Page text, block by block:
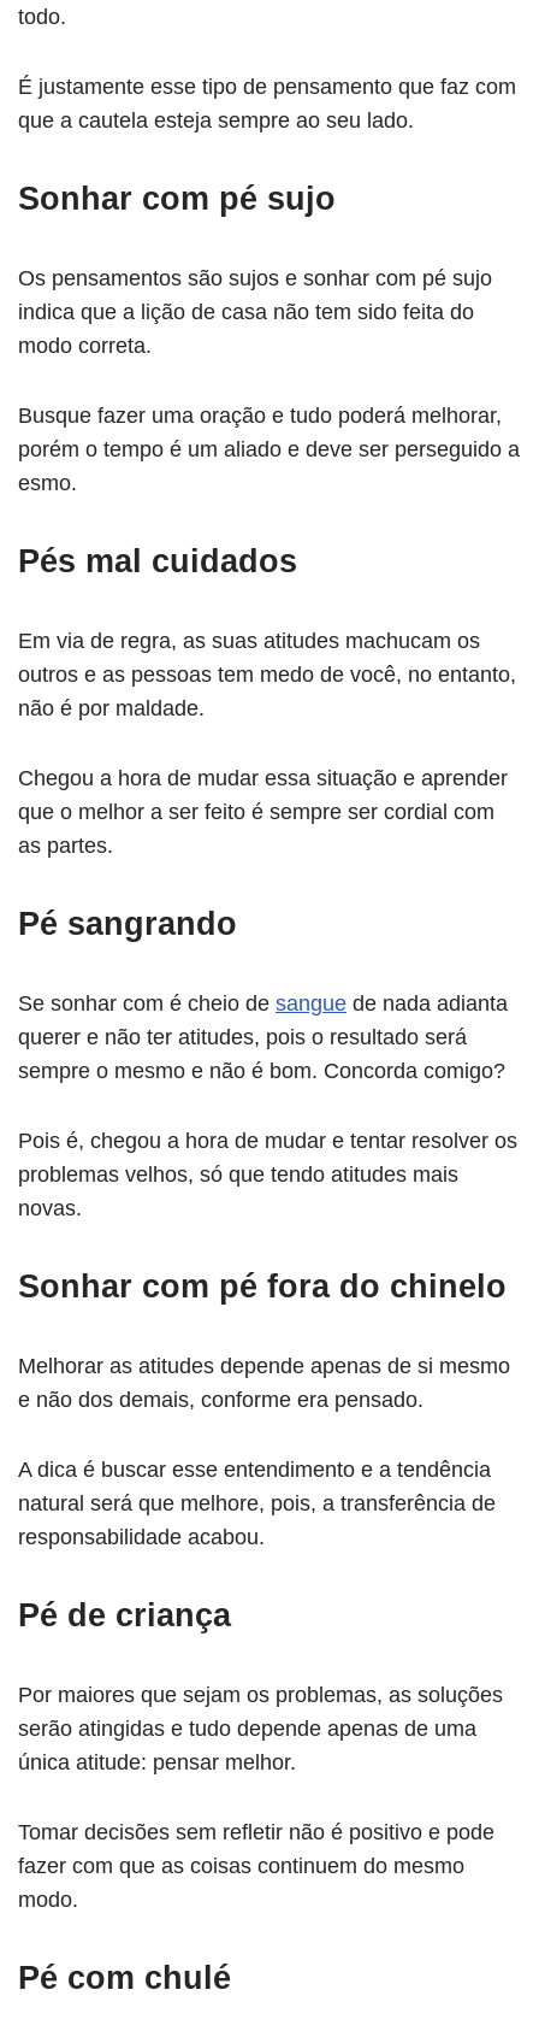
todo.
É justamente esse tipo de pensamento que faz com
que a cautela esteja sempre ao seu lado.
Sonhar com pé sujo
Os pensamentos são sujos e sonhar com pé sujo
indica que a lição de casa não tem sido feita do
modo correta.
Busque fazer uma oração e tudo poderá melhorar,
porém o tempo é um aliado e deve ser perseguido a
esmo.
Pés mal cuidados
Em via de regra, as suas atitudes machucam os
outros e as pessoas tem medo de você, no entanto,
não é por maldade.
Chegou a hora de mudar essa situação e aprender
que o melhor a ser feito é sempre ser cordial com
as partes.
Pé sangrando
Se sonhar com é cheio de sangue de nada adianta
querer e não ter atitudes, pois o resultado será
sempre o mesmo e não é bom. Concorda comigo?
Pois é, chegou a hora de mudar e tentar resolver os
problemas velhos, só que tendo atitudes mais
novas.
Sonhar com pé fora do chinelo
Melhorar as atitudes depende apenas de si mesmo
e não dos demais, conforme era pensado.
A dica é buscar esse entendimento e a tendência
natural será que melhore, pois, a transferência de
responsabilidade acabou.
Pé de criança
Por maiores que sejam os problemas, as soluções
serão atingidas e tudo depende apenas de uma
única atitude: pensar melhor.
Tomar decisões sem refletir não é positivo e pode
fazer com que as coisas continuem do mesmo
modo.
Pé com chulé